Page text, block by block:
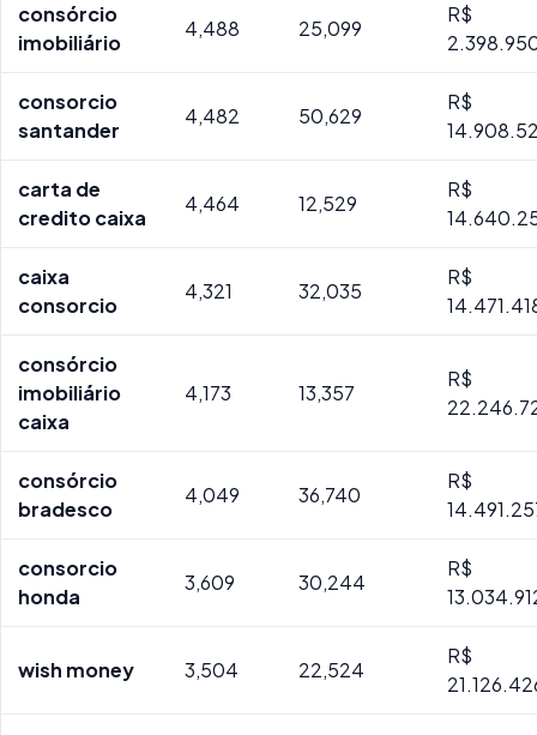
consórcio
imobiliário
4,488 25,099
R$
consorcio
santander
4,482 50,629
R$
carta de
credito caixa
4,464 12,529
R$
caixa
consorcio
4,321 32,035
R$
consórcio
imobiliário
caixa
4,173 13,357
R$
consórcio
bradesco
4,049 36,740
R$
consorcio
honda
3,609 30,244
R$
wish money 3,504 22,524
R$